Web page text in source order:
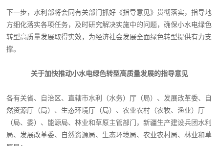
下一步，水利部将会同有关部门抓好《指导意见》贯彻落实，指导地
方细化落实各项任务，及时研究解决实施中的问题，确保小水电绿色
转型高质量发展取得实效，为经济社会发展全面绿色转型提供有力支
撑。
关于加快推动小水电绿色转型高质量发展的指导意见
各有关省、自治区、直辖市水利（水务）厅（局）、发展改革委、自
然资源厅（局）、生态环境厅（局）、农业农村（农牧、渔业）厅
（局、委）、能源局、林业和草原主管部门，新疆生产建设兵团水利
局、发展改革委、自然资源局、生态环境局、农业农村局、林业和草